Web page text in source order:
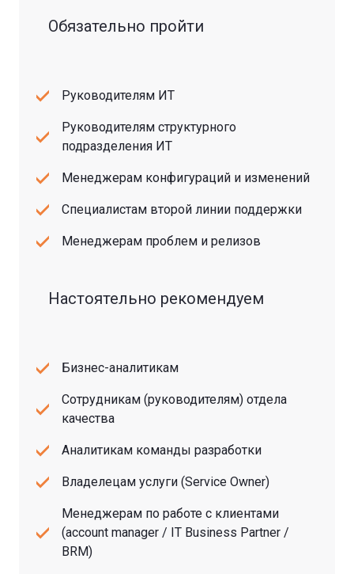
Обязательно пройти
Руководителям ИТ
Руководителям структурного
подразделения ИТ
Менеджерам конфигураций и изменений
Специалистам второй линии поддержки
Менеджерам проблем и релизов
Настоятельно рекомендуем
Бизнес-аналитикам
Сотрудникам (руководителям) отдела
качества
Аналитикам команды разработки
Владелецам услуги (Service Owner)
Менеджерам по работе с клиентами
(account manager / IT Business Partner /
BRM)